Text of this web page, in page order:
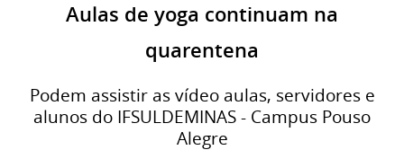
Aulas de yoga continuam na
quarentena
Podem assistir as vídeo aulas, servidores e
alunos do IFSULDEMINAS - Campus Pouso
Alegre